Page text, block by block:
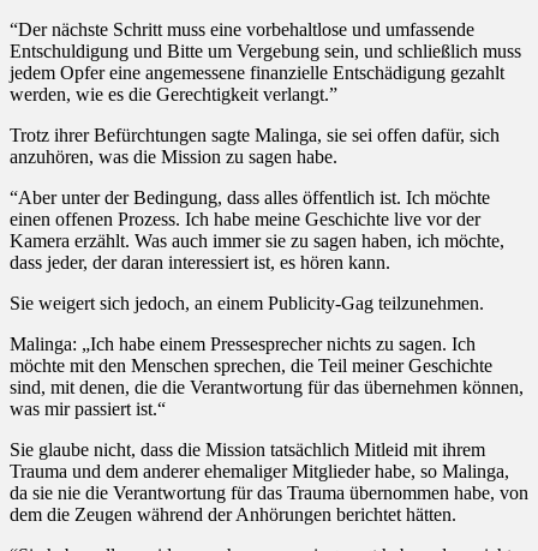
“Der nächste Schritt muss eine vorbehaltlose und umfassende
Entschuldigung und Bitte um Vergebung sein, und schließlich muss
jedem Opfer eine angemessene finanzielle Entschädigung gezahlt
werden, wie es die Gerechtigkeit verlangt.”
Trotz ihrer Befürchtungen sagte Malinga, sie sei offen dafür, sich
anzuhören, was die Mission zu sagen habe.
“Aber unter der Bedingung, dass alles öffentlich ist. Ich möchte
einen offenen Prozess. Ich habe meine Geschichte live vor der
Kamera erzählt. Was auch immer sie zu sagen haben, ich möchte,
dass jeder, der daran interessiert ist, es hören kann.
Sie weigert sich jedoch, an einem Publicity-Gag teilzunehmen.
Malinga: „Ich habe einem Pressesprecher nichts zu sagen. Ich
möchte mit den Menschen sprechen, die Teil meiner Geschichte
sind, mit denen, die die Verantwortung für das übernehmen können,
was mir passiert ist.“
Sie glaube nicht, dass die Mission tatsächlich Mitleid mit ihrem
Trauma und dem anderer ehemaliger Mitglieder habe, so Malinga,
da sie nie die Verantwortung für das Trauma übernommen habe, von
dem die Zeugen während der Anhörungen berichtet hätten.